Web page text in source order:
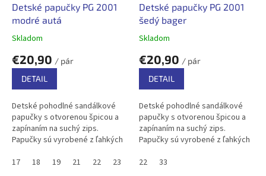
Detské papučky PG 2001
modré autá
Skladom
€20,90 / pár
DETAIL
Detské pohodlné sandálkové
papučky s otvorenou špicou a
zapínaním na suchý zips.
Papučky sú vyrobené z ľahkých
textil zabezpečuje priedušnosť .
17 18 19 21 22 23 32 33
Detské papučky PG 2001
šedý bager
Skladom
€20,90 / pár
DETAIL
Detské pohodlné sandálkové
papučky s otvorenou špicou a
zapínaním na suchý zips.
Papučky sú vyrobené z ľahkých
textil zabezpečuje priedušnosť .
22 33